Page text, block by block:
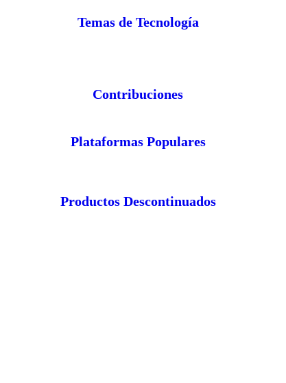
Temas de Tecnología
Contribuciones
Plataformas Populares
Productos Descontinuados